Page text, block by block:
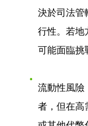
決於司法管
行性。若地
可能面臨挑
流動性風險
者，但在高